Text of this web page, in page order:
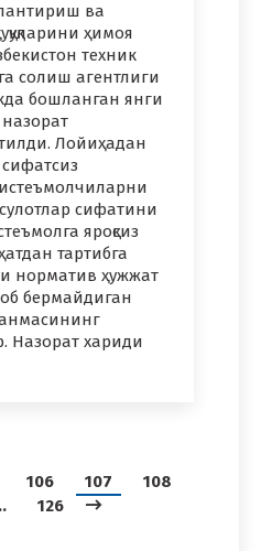
ва
ҳимоя
техник
солиш агентлиги
бошланган янги
Лойиҳадан
сифатсиз
сифатини
яроқсиз
тартибга
норматив ҳужжат
бермайдиган
Назорат хариди
106 107
108
126